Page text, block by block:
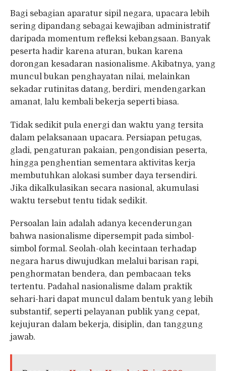
Bagi sebagian aparatur sipil negara, upacara lebih
sering dipandang sebagai kewajiban administratif
daripada momentum refleksi kebangsaan. Banyak
peserta hadir karena aturan, bukan karena
dorongan kesadaran nasionalisme. Akibatnya, yang
muncul bukan penghayatan nilai, melainkan
sekadar rutinitas datang, berdiri, mendengarkan
amanat, lalu kembali bekerja seperti biasa.
Tidak sedikit pula energi dan waktu yang tersita
dalam pelaksanaan upacara. Persiapan petugas,
gladi, pengaturan pakaian, pengondisian peserta,
hingga penghentian sementara aktivitas kerja
membutuhkan alokasi sumber daya tersendiri.
Jika dikalkulasikan secara nasional, akumulasi
waktu tersebut tentu tidak sedikit.
Persoalan lain adalah adanya kecenderungan
bahwa nasionalisme dipersempit pada simbol-
simbol formal. Seolah-olah kecintaan terhadap
negara harus diwujudkan melalui barisan rapi,
penghormatan bendera, dan pembacaan teks
tertentu. Padahal nasionalisme dalam praktik
sehari-hari dapat muncul dalam bentuk yang lebih
substantif, seperti pelayanan publik yang cepat,
kejujuran dalam bekerja, disiplin, dan tanggung
jawab.